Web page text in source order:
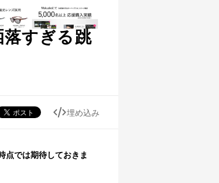
すぎる跳
埋め込み
点では期待しておきま